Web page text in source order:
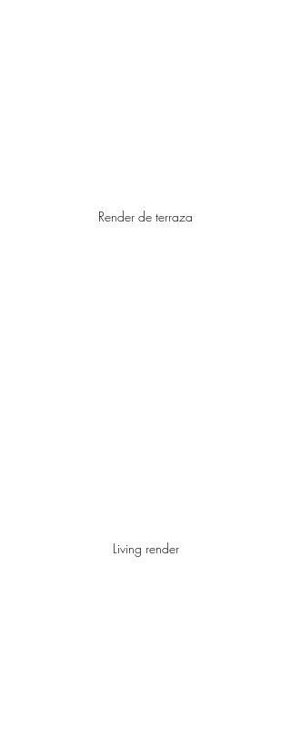
Render de terraza
Living render